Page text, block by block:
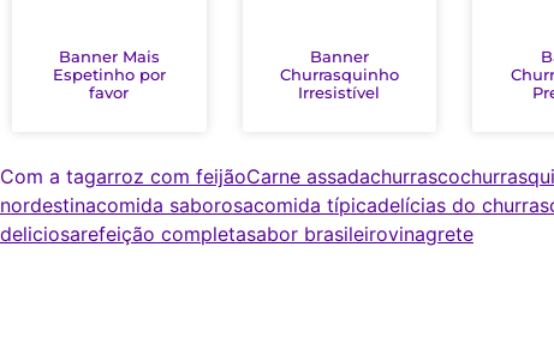
Banner Mais
Espetinho por
favor
Banner
Churrasquinho
Irresistível
Com a tagarroz com feijãoCarne assadachurrasco
nordestinacomida saborosacomida típicadelícias do
deliciosarefeição completasabor brasileirovinagrete